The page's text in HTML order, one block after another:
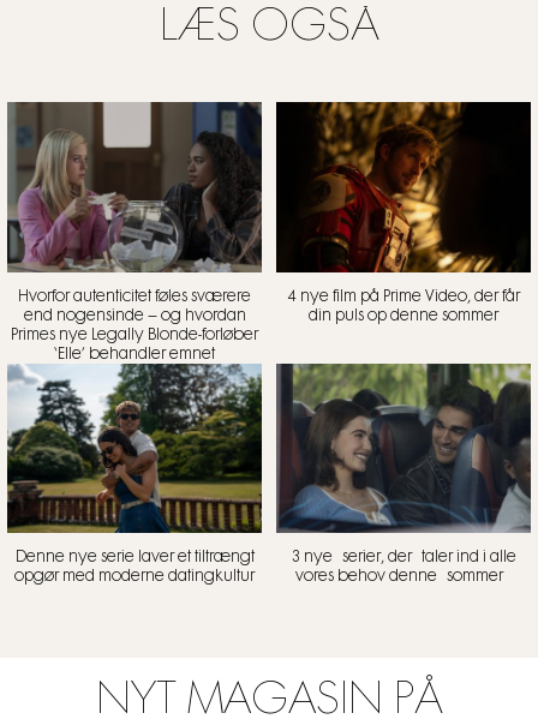
LÆS OGSÅ
Hvorfor autenticitet føles sværere
end nogensinde – og hvordan
Primes nye Legally Blonde-forløber
‘Elle’ behandler emnet
4 nye film på Prime Video, der får
din puls op denne sommer
Denne nye serie laver et tiltrængt
opgør med moderne datingkultur
3 nye serier, der taler ind i alle
vores behov denne sommer
NYT MAGASIN PÅ